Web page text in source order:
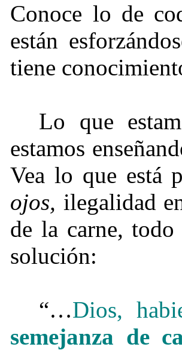
Conoce lo de
están
tiene
Lo que
estamos
Vea lo que está
ojos, ilegalidad
de la carne,
solución:
“…Dios,
semejanza de